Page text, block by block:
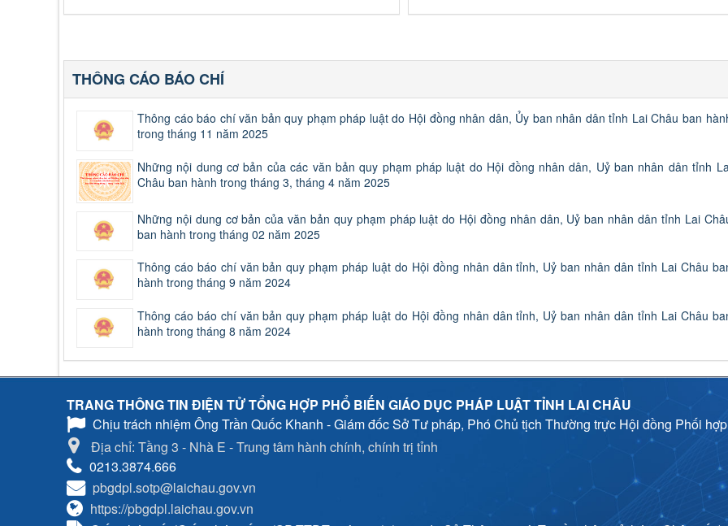
THÔNG CÁO BÁO CHÍ
Thông cáo báo chí văn bản quy phạm pháp luật do Hội đồng nhân dân, Ủy ban nhân dân tỉnh Lai Châu ban
trong tháng 11 năm 2025
Những nội dung cơ bản của các văn bản quy phạm pháp luật do Hội đồng nhân dân, Uỷ ban nhân dân tỉnh
Châu ban hành trong tháng 3, tháng 4 năm 2025
Những nội dung cơ bản của văn bản quy phạm pháp luật do Hội đồng nhân dân, Uỷ ban nhân dân tỉnh Lai
ban hành trong tháng 02 năm 2025
Thông cáo báo chí văn bản quy phạm pháp luật do Hội đồng nhân dân tỉnh, Uỷ ban nhân dân tỉnh Lai Châu
hành trong tháng 9 năm 2024
Thông cáo báo chí văn bản quy phạm pháp luật do Hội đồng nhân dân tỉnh, Uỷ ban nhân dân tỉnh Lai Châu
hành trong tháng 8 năm 2024
TRANG THÔNG TIN ĐIỆN TỬ TỔNG HỢP PHỔ BIẾN GIÁO DỤC PHÁP LUẬT TỈNH LAI CHÂU
Chịu trách nhiệmÔng Trần Quốc Khanh - Giám đốc Sở Tư pháp, Phó Chủ tịch Thường trực Hội đồng Phối
Địa chỉ: Tầng 3 - Nhà E - Trung tâm hành chính, chính trị tỉnh
0213.3874.666
pbgdpl.sotp@laichau.gov.vn
https://pbgdpl.laichau.gov.vn